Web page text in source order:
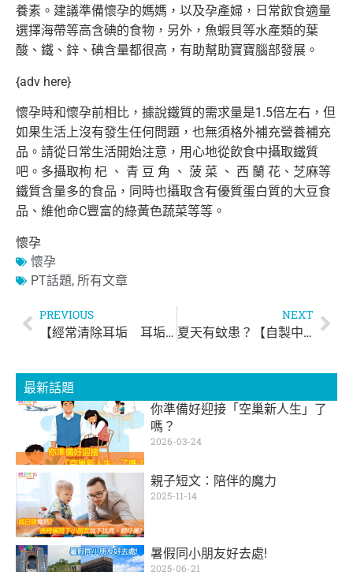
養素。建議準備懷孕的媽媽， 以及孕產婦，日常飲食適量
選擇海帶等高含碘的食物，另外， 魚蝦貝等水產類的葉
酸、鐵、鋅、碘含量都很高， 有助幫助寶寶腦部發展。
{adv here}
懷孕時和懷孕前相比，據說鐵質的需求量是1.5倍左右， 但
如果生活上沒有發生任何問題，也無須格外補充營養補充
品。 請從日常生活開始注意，用心地從飲食中攝取鐵質
吧。多攝取枸 杞 、 青 豆 角 、 菠 菜 、 西 蘭 花、芝麻等
鐵質含量多的食品， 同時也攝取含有優質蛋白質的大豆食
品、 維他命C豐富的綠黃色蔬菜等等。
懷孕
懷孕
PT話題, 所有文章
PREVIOUS
【經常清除耳垢 耳垢反而愈多】
NEXT
夏天有蚊患？【自製中藥包驅蚊】
最新話題
你準備好迎接「空巢新人生」了
嗎？
2026-03-24
親子短文：陪伴的魔力
2025-11-14
暑假同小朋友好去處!
2025-06-21